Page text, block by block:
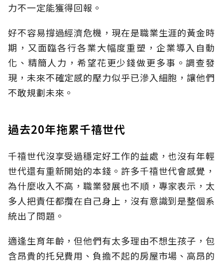
力不一定能獲得回報。
好不容易撐過經濟危機，現在是職業生涯的黃金時
期，又面臨各行各業大幅度重塑，企業導入自動
化、精簡人力，希望花更少錢做更多事。調查發
現，未來不確定感的壓力似乎已滲入細胞，讓他們
不敢規劃未來。
過去20年拖累千禧世代
千禧世代沒享受過穩定好工作的益處，也沒有年輕
世代還有重新開始的本錢。許多千禧世代會感覺，
為什麼收入不高，職業發展也不順，專家表示，太
多人把責任都攬在自己身上，沒有意識到是整個系
統出了問題。
適逢生育年齡，但他們有太多理由不想生孩子，包
含昂貴的托兒費用、負擔不起的房屋市場、高昂的